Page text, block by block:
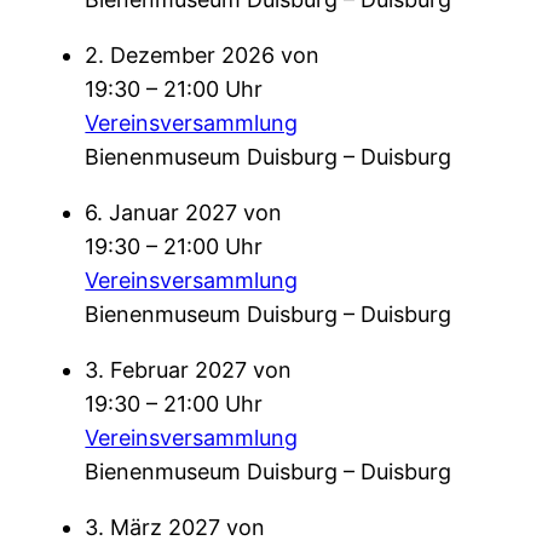
2. Dezember 2026 von
19:30 – 21:00 Uhr
Vereinsversammlung
Bienenmuseum Duisburg – Duisburg
6. Januar 2027 von
19:30 – 21:00 Uhr
Vereinsversammlung
Bienenmuseum Duisburg – Duisburg
3. Februar 2027 von
19:30 – 21:00 Uhr
Vereinsversammlung
Bienenmuseum Duisburg – Duisburg
3. März 2027 von